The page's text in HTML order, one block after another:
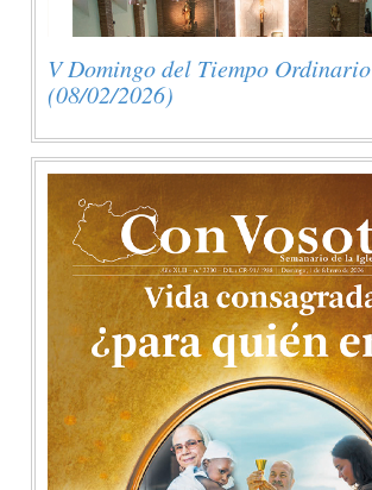
V Domingo del Tiempo Ordinario
(08/02/2026)